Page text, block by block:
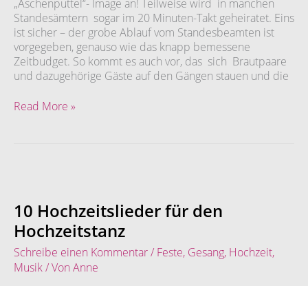
„Aschenputtel“- Image an! Teilweise wird in manchen
Standesämtern sogar im 20 Minuten-Takt geheiratet. Eins
ist sicher – der grobe Ablauf vom Standesbeamten ist
vorgegeben, genauso wie das knapp bemessene
Zeitbudget. So kommt es auch vor, das sich Brautpaare
und dazugehörige Gäste auf den Gängen stauen und die
Read More »
10 Hochzeitslieder für den
Hochzeitstanz
Schreibe einen Kommentar/ Feste, Gesang, Hochzeit,
Musik/ Von Anne
für
den
Hochzeitstanz